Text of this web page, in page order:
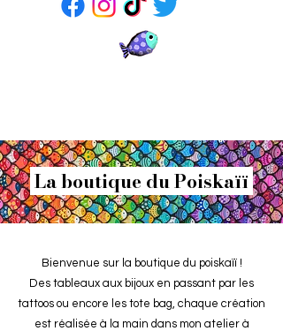
La boutique du Poiskaïï
Bienvenue sur la boutique du poiskaïï !
Des tableaux aux bijoux en passant par les
tattoos ou encore les tote bag, chaque création
est réalisée à la main dans mon atelier à